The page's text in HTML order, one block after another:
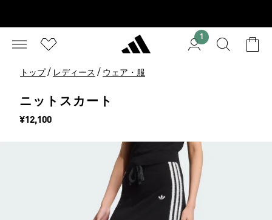
1
トップ / レディース / ウェア・服
ニットスカート
価格
¥12,100